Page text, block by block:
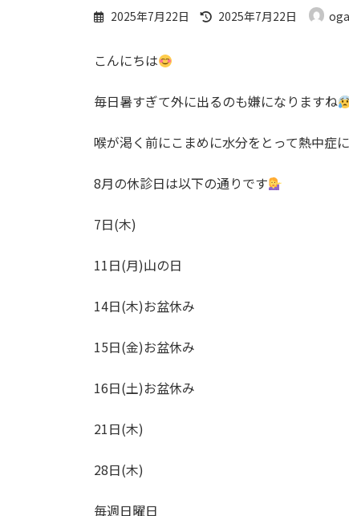
2025年7月22日
最
時
:
2025年7月22日
こんにちは
毎日暑すぎて外に出るのも嫌になりますね
喉が渇く前にこまめに水分をとって熱中症
8月の休診日は以下の通りです
7日(木)
11日(月)山の日
14日(木)お盆休み
15日(金)お盆休み
16日(土)お盆休み
21日(木)
28日(木)
毎週日曜日